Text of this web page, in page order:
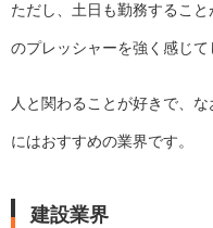
ただし、土日も勤務するこ
のプレッシャーを強く感じて
人と関わることが好きで、
にはおすすめの業界です。
建設業界